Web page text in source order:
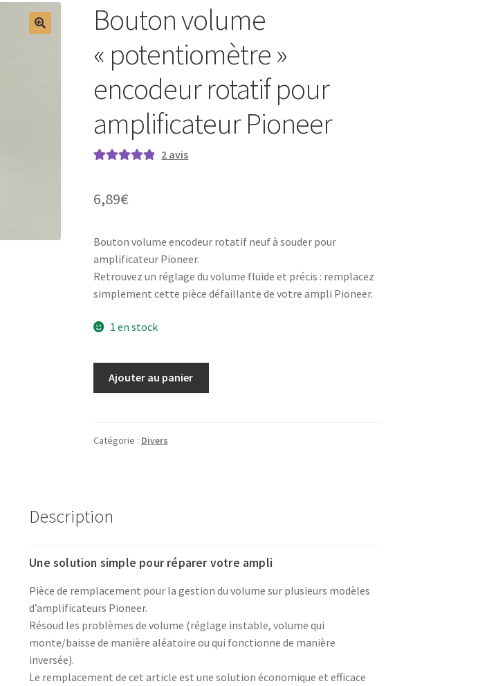
Bouton volume
« potentiomètre »
encodeur rotatif pour
amplificateur Pioneer
notations
2 avis
6,89€
Bouton volume encodeur rotatif neuf à souder pour
amplificateur Pioneer.
Retrouvez un réglage du volume fluide et précis : remplacez
simplement cette pièce défaillante de votre ampli Pioneer.
1 en stock
"potentiomètre"
amplificateur
Pioneer
Ajouter au panier
Catégorie : Divers
Description
Une solution simple pour réparer votre ampli
Pièce de remplacement pour la gestion du volume sur plusieurs modèles
d’amplificateurs Pioneer.
Résoud les problèmes de volume (réglage instable, volume qui
monte/baisse de manière aléatoire ou qui fonctionne de manière
inversée).
Le remplacement de cet article est une solution économique et efficace